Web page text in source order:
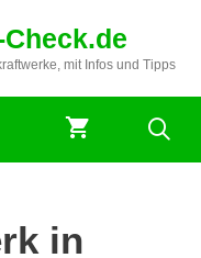
mit Infos und Tipps
in